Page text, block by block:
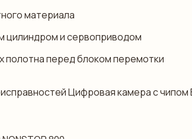
материала
цилиндром и сервоприводом
перед блоком перемотки
Цифровая камера с чипом